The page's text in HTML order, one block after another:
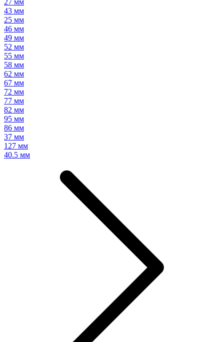
27 мм
43 мм
25 мм
46 мм
49 мм
52 мм
55 мм
58 мм
62 мм
67 мм
72 мм
77 мм
82 мм
95 мм
86 мм
37 мм
127 мм
40.5 мм